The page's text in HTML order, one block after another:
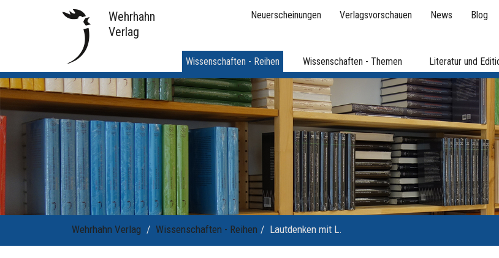
Wehrhahn
Verlag
Neuerscheinungen Verlagsvorschauen News Blog
Wissenschaften - Reihen Wissenschaften - Themen Literatur und
Wehrhahn Verlag Wissenschaften - Reihen Lautdenken mit L.